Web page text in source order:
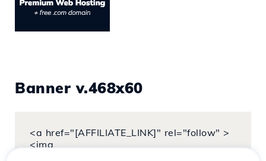
Banner v.468x60
<a href="[AFFILIATE_LINK]" rel="follow" >
<img